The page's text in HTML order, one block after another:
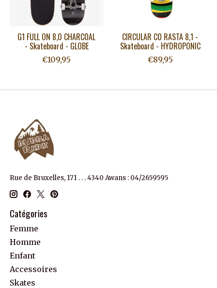
G1 FULL ON 8,0 CHARCOAL
- Skateboard - GLOBE
€109,95
CIRCULAR CO RASTA 8,1 -
Skateboard - HYDROPONIC
€89,95
Rue de Bruxelles, 171 . . . 4340 Awans : 04/2659595
Catégories
Femme
Homme
Enfant
Accessoires
Skates